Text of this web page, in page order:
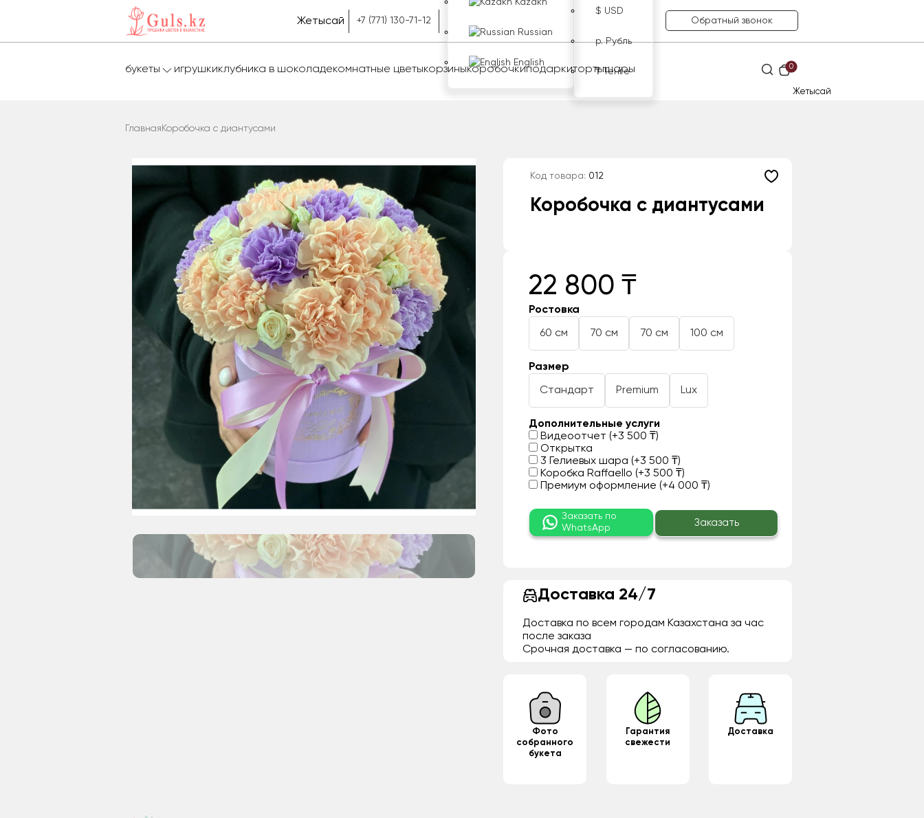
Жетысай +7 (771) 130-71-12
Kazakh
Russian
English
$ USD
р. Рубль
₸ Тенге
Обратный звонок
букеты игрушкиклубника в шоколадекомнатные цветыкорзиныкоробочкиподаркитортышары 0
Жетысай
Главная Коробочка с диантусами
Код товара: 012
Коробочка с диантусами
22 800 ₸
Ростовка
60 см 70 см 70 см 100 см
Размер
Стандарт Premium Lux
Дополнительные услуги
Видеоотчет (+3 500 ₸)
Открытка
3 Гелиевых шара (+3 500 ₸)
Коробка Raffaello (+3 500 ₸)
Премиум оформление (+4 000 ₸)
Заказать по
WhatsApp
Заказать
Доставка 24/7
Доставка по всем городам Казахстана за час
после заказа
Срочная доставка — по согласованию.
Фото
собранного
букета
Гарантия
свежести
Доставка